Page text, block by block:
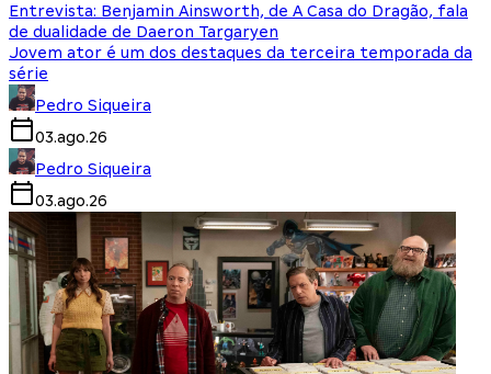
Entrevista: Benjamin Ainsworth, de A Casa do Dragão, fala
de dualidade de Daeron Targaryen
Jovem ator é um dos destaques da terceira temporada da
série
Pedro Siqueira
03.ago.26
Pedro Siqueira
03.ago.26